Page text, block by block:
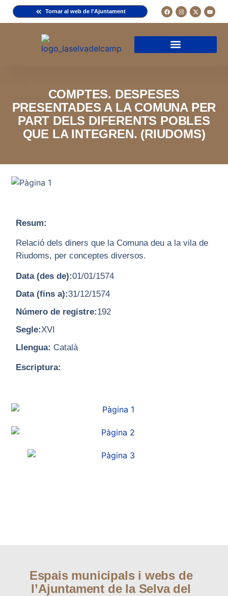
Tornar al web de l'Ajuntament
COMPTES. DESPESES
PRESENTADES A LA COMUNA PER
PART DELS DIFERENTS POBLES
QUE LA INTEGREN. (RIUDOMS)
Resum:
Relació dels diners que la Comuna deu a la vila de
Riudoms, per conceptes diversos.
Data (des de):01/01/1574
Data (fins a):31/12/1574
Número de registre:192
Segle:XVI
Llengua: Català
Escriptura:
Espais municipals i webs de
l’Ajuntament de la Selva del